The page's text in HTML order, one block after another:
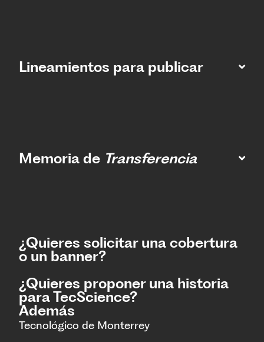
Lineamientos para publicar
Memoria de Transferencia
¿Quieres solicitar una cobertura
o un banner?
¿Quieres proponer una historia
para TecScience?
Además
Tecnológico de Monterrey